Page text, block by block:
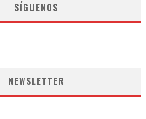
SÍGUENOS
NEWSLETTER